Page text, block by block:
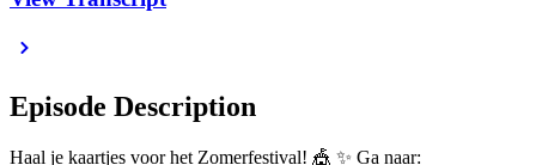
Episode Description
Haal je kaartjes voor het Zomerfestival! 🎪 ✨ Ga naar: